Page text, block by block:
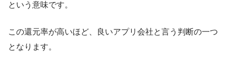
という意味です。
この還元率が高いほど、良いアプリ会社と言う判断の一つ
となります。